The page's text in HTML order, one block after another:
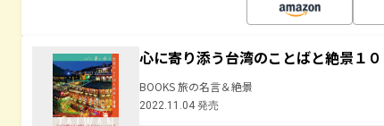
心に寄り添う台湾のことばと絶景１０
BOOKS 旅の名言＆絶景
2022.11.04 発売